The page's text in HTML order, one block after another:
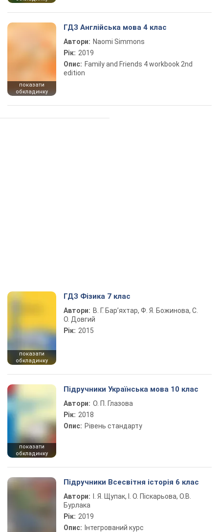
показати
обкладинку
ГДЗ Англійська мова 4 клас
Автори: Naomi Simmons
Рік: 2019
Опис: Family and Friends 4 workbook 2nd
edition
показати
обкладинку
ГДЗ Фізика 7 клас
Автори: В. Г. Бар’яхтар, Ф. Я. Божинова, С.
О. Довгий
Рік: 2015
показати
обкладинку
Підручники Українська мова 10 клас
Автори: О. П. Глазова
Рік: 2018
Опис: Рівень стандарту
Підручники Всесвітня історія 6 клас
Автори:
І. Я. Щупак, І. О. Піскарьова, О.В.
Бурлака
Рік: 2019
Опис: Інтегрований курс